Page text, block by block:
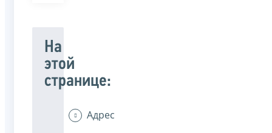
На
этой
странице:
Адрес